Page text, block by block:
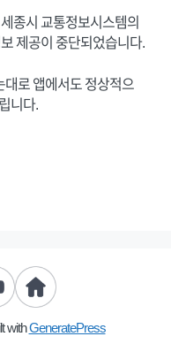
종시 교통정보시스템의
제공이 중단되었습니다.
로 앱에서도 정상적으
니다.
withGeneratePress